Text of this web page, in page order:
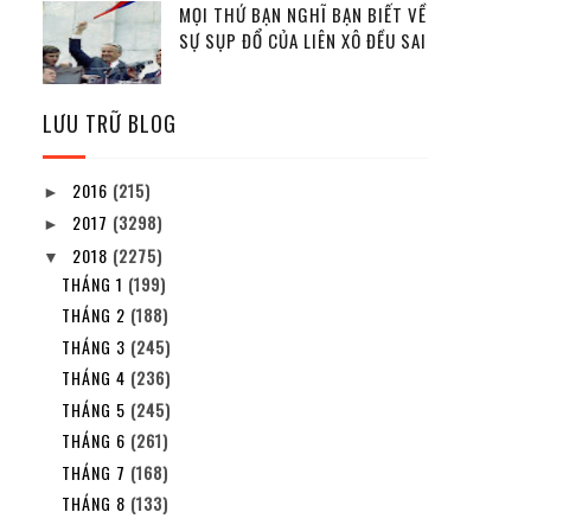
MỌI THỨ BẠN NGHĨ BẠN BIẾT VỀ
SỰ SỤP ĐỔ CỦA LIÊN XÔ ĐỀU SAI
LƯU TRỮ BLOG
► 2016 (215)
► 2017 (3298)
▼ 2018 (2275)
THÁNG 1 (199)
THÁNG 2 (188)
THÁNG 3 (245)
THÁNG 4 (236)
THÁNG 5 (245)
THÁNG 6 (261)
THÁNG 7 (168)
THÁNG 8 (133)